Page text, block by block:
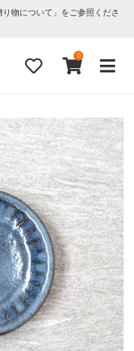
り物について」をご参照くださ
0